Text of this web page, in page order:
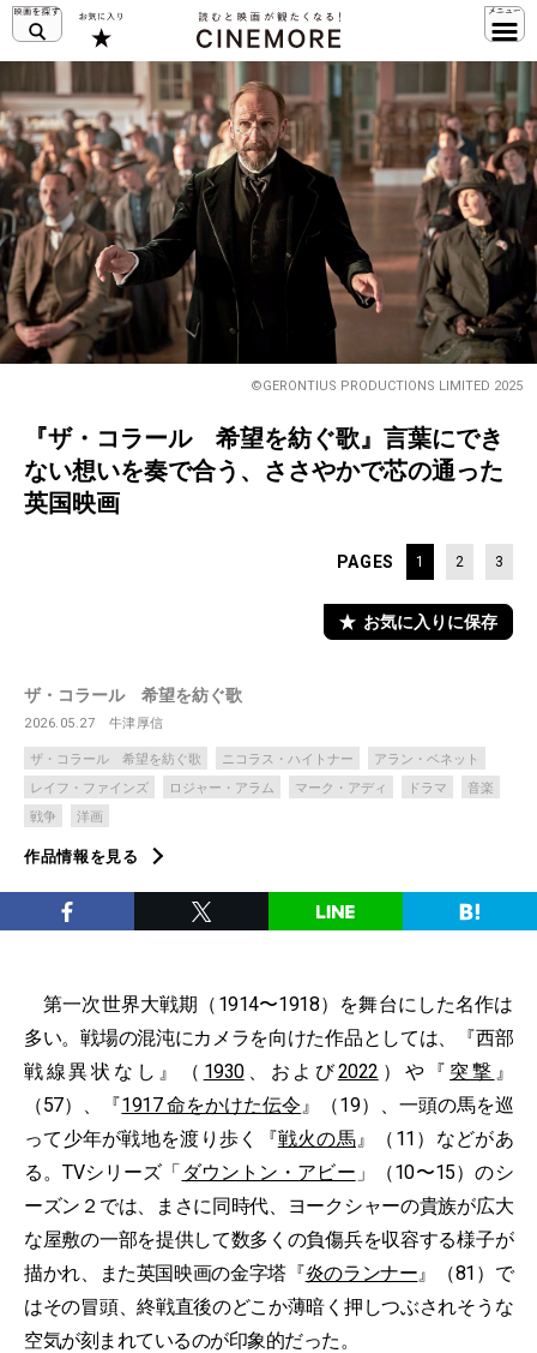
©GERONTIUS PRODUCTIONS LIMITED 2025
『ザ・コラール 希望を紡ぐ歌』言葉にでき
ない想いを奏で合う、ささやかで芯の通った
英国映画
PAGES 1 2 3
お気に入りに保存
ザ・コラール 希望を紡ぐ歌
2026.05.27 牛津厚信
ザ・コラール 希望を紡ぐ歌 ニコラス・ハイトナー
アラン・ベネット
レイフ・ファインズ
ロジャー・アラム マーク・アディ ドラマ
音楽
戦争
洋画
作品情報を見る
第一次世界大戦期（1914〜1918）を舞台にした名作は
多い。戦場の混沌にカメラを向けた作品としては、『西部
戦線異状なし』（ 1930、および2022 ）や『 突撃 』
（57）、『1917 命をかけた伝令』（19）、一頭の馬を巡
って少年が戦地を渡り歩く『戦火の馬』（11）などがあ
る。TVシリーズ「 ダウントン・アビー 」（10〜15）のシ
ーズン２では、まさに同時代、ヨークシャーの貴族が広大
な屋敷の一部を提供して数多くの負傷兵を収容する様子が
描かれ、また英国映画の金字塔『炎のランナー』（81）で
はその冒頭、終戦直後のどこか薄暗く押しつぶされそうな
空気が刻まれているのが印象的だった。